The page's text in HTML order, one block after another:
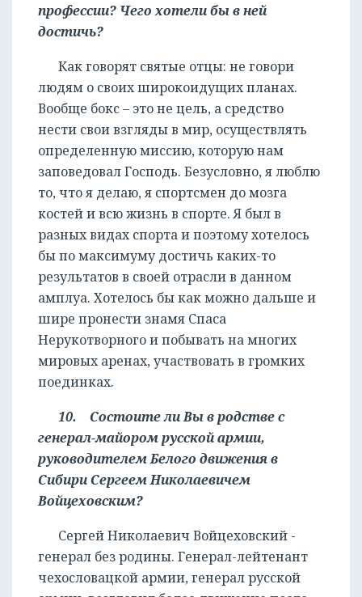
профессии? Чего хотели бы в ней
достичь?
Как говорят святые отцы: не говори
людям о своих широкоидущих планах.
Вообще бокс – это не цель, а средство
нести свои взгляды в мир, осуществлять
определенную миссию, которую нам
заповедовал Господь. Безусловно, я люблю
то, что я делаю, я спортсмен до мозга
костей и всю жизнь в спорте. Я был в
разных видах спорта и поэтому хотелось
бы по максимуму достичь каких-то
результатов в своей отрасли в данном
амплуа. Хотелось бы как можно дальше и
шире пронести знамя Спаса
Нерукотворного и побывать на многих
мировых аренах, участвовать в громких
поединках.
10. Состоите ли Вы в родстве с
генерал-майором русской армии,
руководителем Белого движения в
Сибири Сергеем Николаевичем
Войцеховским?
Сергей Николаевич Войцеховский -
генерал без родины. Генерал-лейтенант
чехословацкой армии, генерал русской